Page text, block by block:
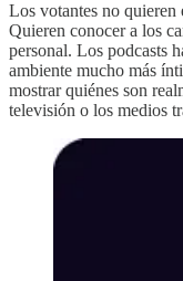
Los votantes no quieren
Quieren conocer a los
personal. Los podcasts
ambiente mucho más
mostrar quiénes son
televisión o los medios